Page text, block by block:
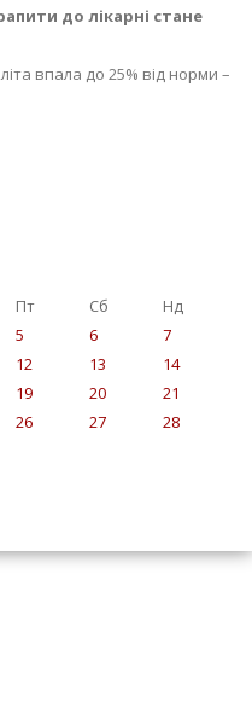
до лікарні стане
впала до 25% від норми –
Пт Сб
Нд
5 6
7
12 13
14
19 20
21
26 27
28